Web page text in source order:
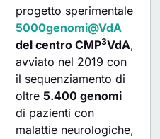
progetto sperimentale
5000genomi@VdA
del centro CMP3VdA,
avviato nel 2019 con
il sequenziamento di
oltre5.400 genomi
di pazienti con
malattie neurologiche,